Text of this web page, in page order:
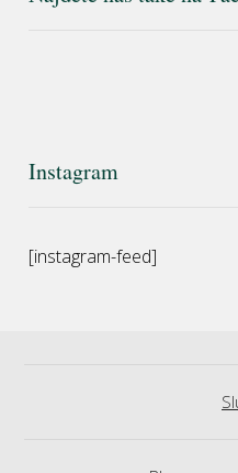
Instagram
[instagram-feed]